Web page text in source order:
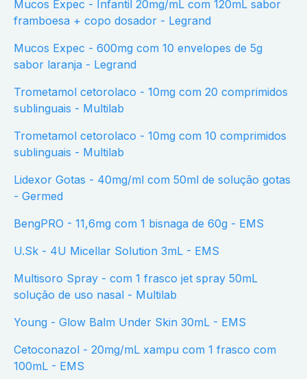
Mucos Expec - Infantil 20mg/mL com 120mL sabor
framboesa + copo dosador - Legrand
Mucos Expec - 600mg com 10 envelopes de 5g
sabor laranja - Legrand
Trometamol cetorolaco - 10mg com 20 comprimidos
sublinguais - Multilab
Trometamol cetorolaco - 10mg com 10 comprimidos
sublinguais - Multilab
Lidexor Gotas - 40mg/ml com 50ml de solução gotas
- Germed
BengPRO - 11,6mg com 1 bisnaga de 60g - EMS
U.Sk - 4U Micellar Solution 3mL - EMS
Multisoro Spray - com 1 frasco jet spray 50mL
solução de uso nasal - Multilab
Young - Glow Balm Under Skin 30mL - EMS
Cetoconazol - 20mg/mL xampu com 1 frasco com
100mL - EMS